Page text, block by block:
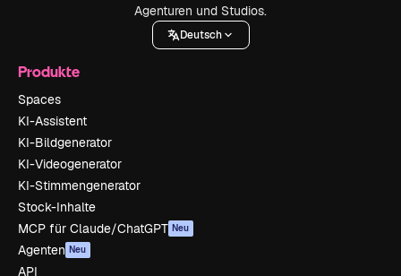
Agenturen und Studios.
Deutsch
Produkte
Spaces
KI-Assistent
KI-Bildgenerator
KI-Videogenerator
KI-Stimmengenerator
Stock-Inhalte
MCP für Claude/ChatGPT Neu
Agenten Neu
API